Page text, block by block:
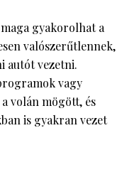
gyakorolhat a
valószerűtlennek,
autót vezetni.
vagy
volán mögött, és
is gyakran vezet